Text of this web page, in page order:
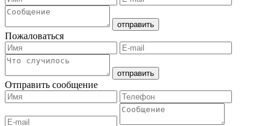
Пожаловаться
Отправить сообщение